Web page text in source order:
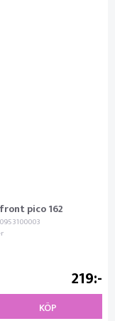
pico 162
219
KÖP